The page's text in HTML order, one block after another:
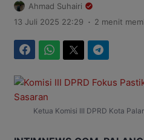
Ahmad Suhairi
13 Juli 2025 22:29 . 2 menit
Ketua Komisi III DPRD Kota